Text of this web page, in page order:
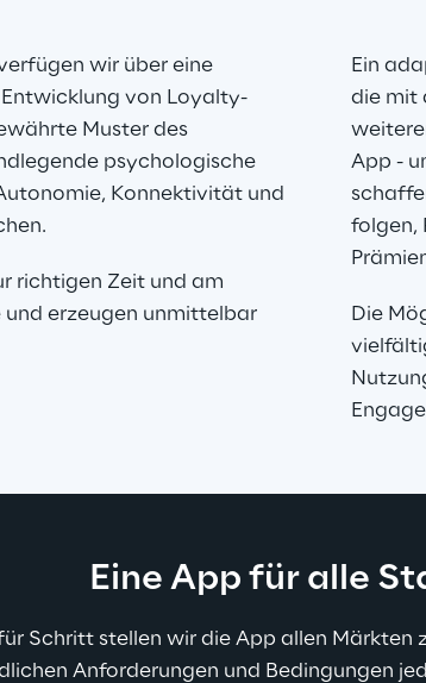
wir über eine
von Loyalty-
Muster des
psychologische
Konnektivität und
richtigen Zeit und am
erzeugen unmittelbar
Ein
die mit
App -
folgen,
Die
Eine App für alle
Schritt stellen wir die App allen Märkten
Anforderungen und Bedingungen